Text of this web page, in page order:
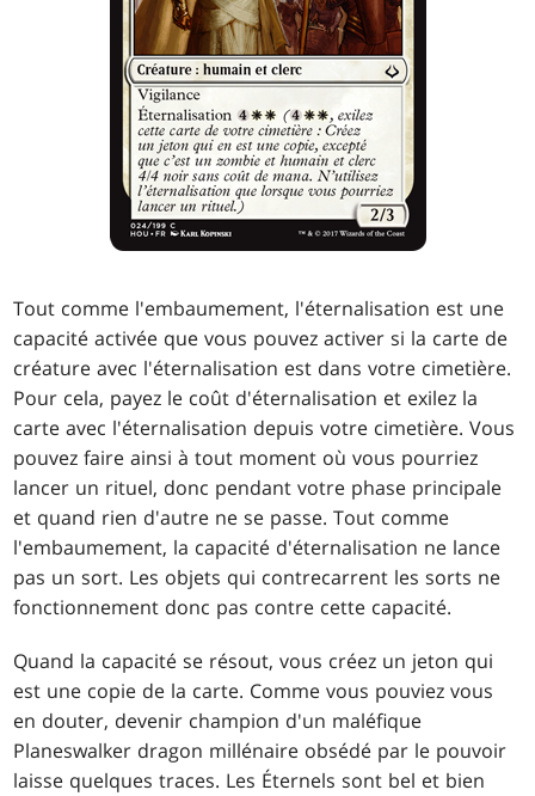
Tout comme l'embaumement, l'éternalisation est une
capacité activée que vous pouvez activer si la carte de
créature avec l'éternalisation est dans votre cimetière.
Pour cela, payez le coût d'éternalisation et exilez la
carte avec l'éternalisation depuis votre cimetière. Vous
pouvez faire ainsi à tout moment où vous pourriez
lancer un rituel, donc pendant votre phase principale
et quand rien d'autre ne se passe. Tout comme
l'embaumement, la capacité d'éternalisation ne lance
pas un sort. Les objets qui contrecarrent les sorts ne
fonctionnement donc pas contre cette capacité.
Quand la capacité se résout, vous créez un jeton qui
est une copie de la carte. Comme vous pouviez vous
en douter, devenir champion d'un maléfique
Planeswalker dragon millénaire obsédé par le pouvoir
laisse quelques traces. Les Éternels sont bel et bien